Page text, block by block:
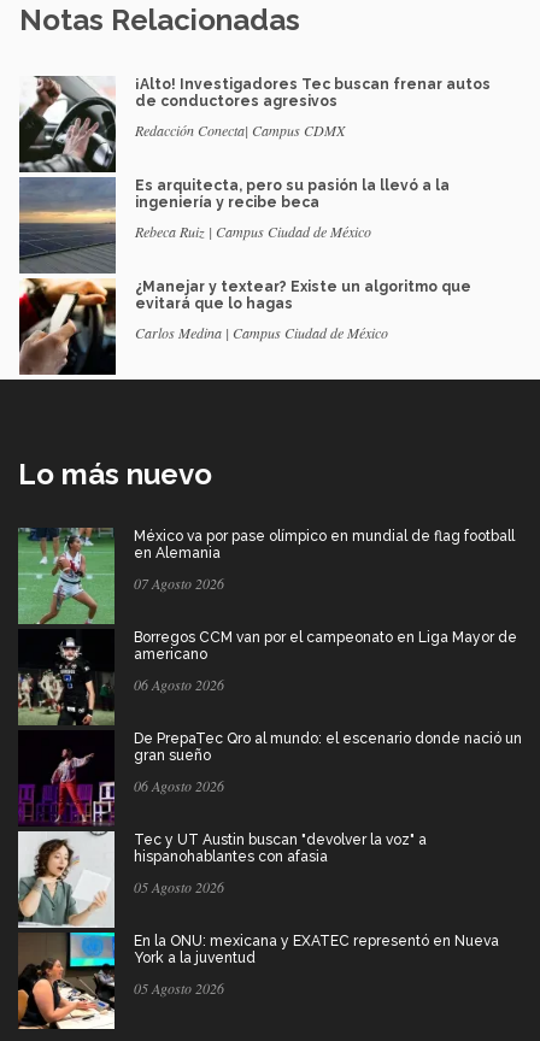
Notas Relacionadas
¡Alto! Investigadores Tec buscan frenar autos
de conductores agresivos
Redacción Conecta| Campus CDMX
Es arquitecta, pero su pasión la llevó a la
ingeniería y recibe beca
Rebeca Ruiz | Campus Ciudad de México
¿Manejar y textear? Existe un algoritmo que
evitará que lo hagas
Carlos Medina | Campus Ciudad de México
Lo más nuevo
México va por pase olímpico en mundial de flag football
en Alemania
07 Agosto 2026
Borregos CCM van por el campeonato en Liga Mayor de
americano
06 Agosto 2026
De PrepaTec Qro al mundo: el escenario donde nació un
gran sueño
06 Agosto 2026
Tec y UT Austin buscan "devolver la voz" a
hispanohablantes con afasia
05 Agosto 2026
En la ONU: mexicana y EXATEC representó en Nueva
York a la juventud
05 Agosto 2026